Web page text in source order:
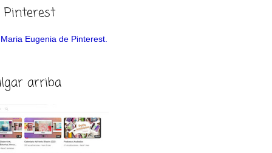
Pinterest
Eugenia de Pinterest.
arriba